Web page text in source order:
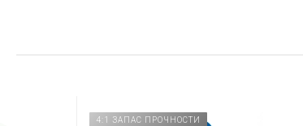
4:1 ЗАПАС ПРОЧНОСТИ